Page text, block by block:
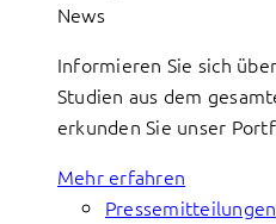
News
Informieren Sie sich
Studien aus dem
erkunden Sie unser
Mehr erfahren
Pressemitteilungen